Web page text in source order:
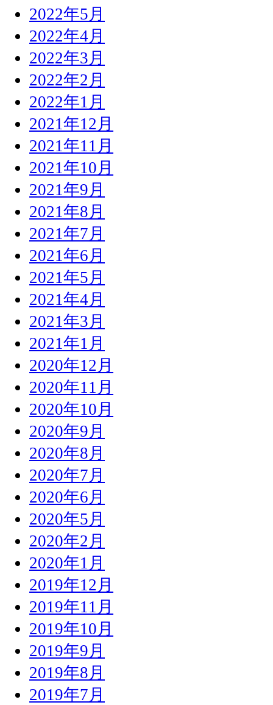
2022年5月
2022年4月
2022年3月
2022年2月
2022年1月
2021年12月
2021年11月
2021年10月
2021年9月
2021年8月
2021年7月
2021年6月
2021年5月
2021年4月
2021年3月
2021年1月
2020年12月
2020年11月
2020年10月
2020年9月
2020年8月
2020年7月
2020年6月
2020年5月
2020年2月
2020年1月
2019年12月
2019年11月
2019年10月
2019年9月
2019年8月
2019年7月